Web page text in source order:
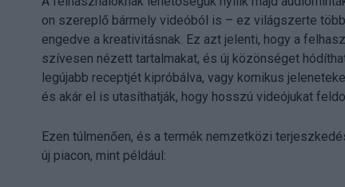
on szereplő bármely videóból is – ez világszerte
engedve a kreativitásnak. Ez azt jelenti, hogy a
szívesen nézett tartalmakat, és új közönséget
legújabb receptjét kipróbálva, vagy komikus
és akár el is utasíthatják, hogy hosszú videójukat
Ezen túlmenően, és a termék nemzetközi
új piacon, mint például: